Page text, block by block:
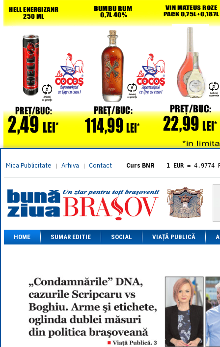
Mica Publicitate | Arhiva | Contact Curs BNR 1 EUR = 4.9774
= 5.8304
1 XAU= 464.4611
1 AED= 1.1933
1 AUD= 2.7957
1 BGN= 2.5449
1 CAD= 3.1559
1 CHF= 5.2813
1 EGP= 0.0860
1 HUF= 1.2223
1 INR= 0.0513
1 JPY = 3.0556
1 KRW= 0.3047
1 MDL= 0.2538
1 MXN= 0.2227
1 NOK= 0.4191
HOME SUMAR EDITIE SOCIAL VIAȚĂ PUBLICĂ